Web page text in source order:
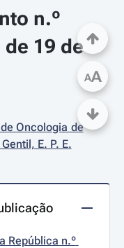
n.º
19 de
Oncologia de
E. P. E.
República n.º
AA